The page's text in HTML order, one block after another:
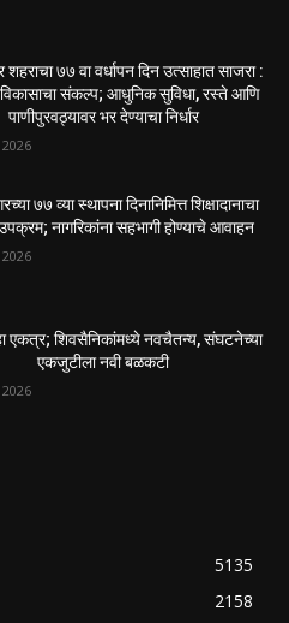
शहराचा ७७ वा वर्धापन दिन उत्साहात साजरा :
विकासाचा संकल्प; आधुनिक सुविधा, रस्ते आणि
पाणीपुरवठ्यावर भर देण्याचा निर्धार
७७ व्या स्थापना दिनानिमित्त शिक्षादानाचा
नागरिकांना सहभागी होण्याचे आवाहन
एकत्र; शिवसैनिकांमध्ये नवचैतन्य, संघटनेच्या
एकजुटीला नवी बळकटी
5135
2158